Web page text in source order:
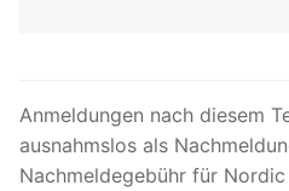
Anmeldungen nach diesem
ausnahmslos als
Nachmeldegebühr für